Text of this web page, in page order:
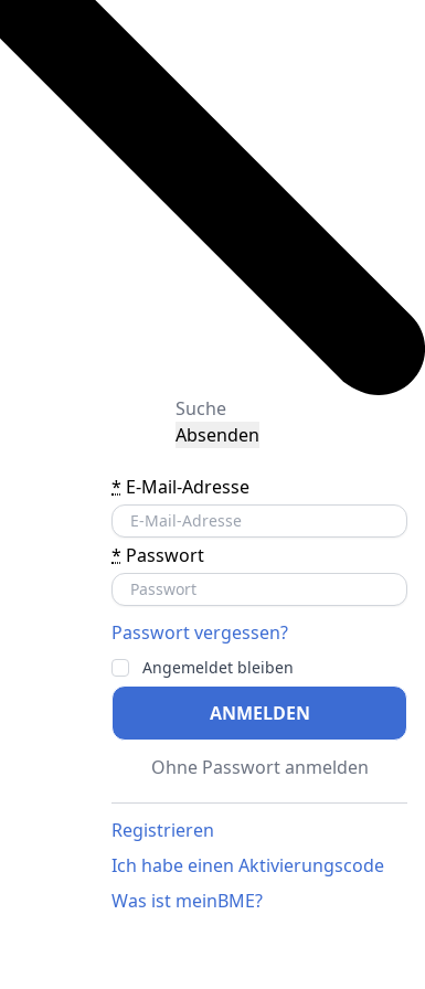
Absenden
* E-Mail-Adresse
* Passwort
Passwort vergessen?
Angemeldet bleiben
ANMELDEN
Ohne Passwort anmelden
Registrieren
Ich habe einen Aktivierungscode
Was ist meinBME?